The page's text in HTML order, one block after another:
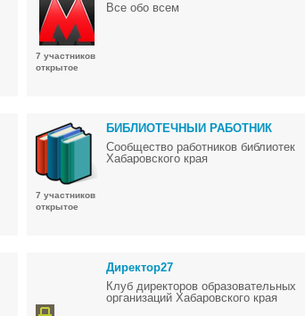
7 участников
открытое
Все обо всем
7 участников
открытое
БИБЛИОТЕЧНЫЙ РАБОТНИК
Сообщество работников библиотек
Хабаровского края
Директор27
Клуб директоров образовательных
организаций Хабаровского края